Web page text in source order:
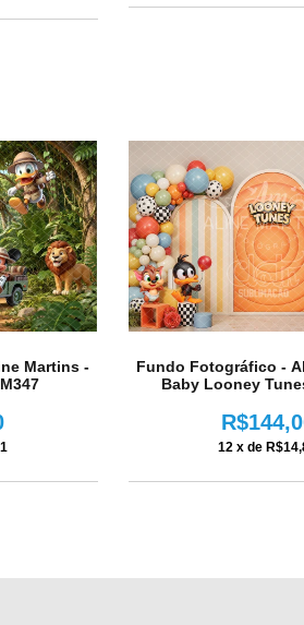
Martins -
Fundo Fotográfico -
Baby Looney
12 x de